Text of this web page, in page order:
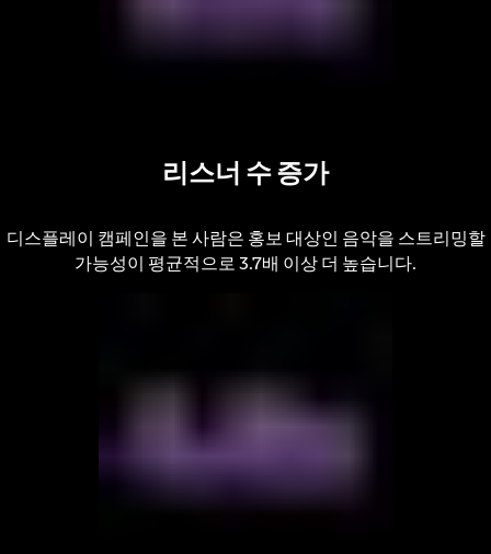
리스너 수 증가
디스플레이 캠페인을 본 사람은 홍보 대상인 음악을 스트리밍할
가능성이 평균적으로 3.7배 이상 더 높습니다.